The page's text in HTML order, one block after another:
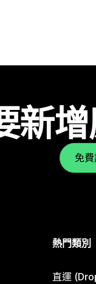
新
免
熱門類別
直運